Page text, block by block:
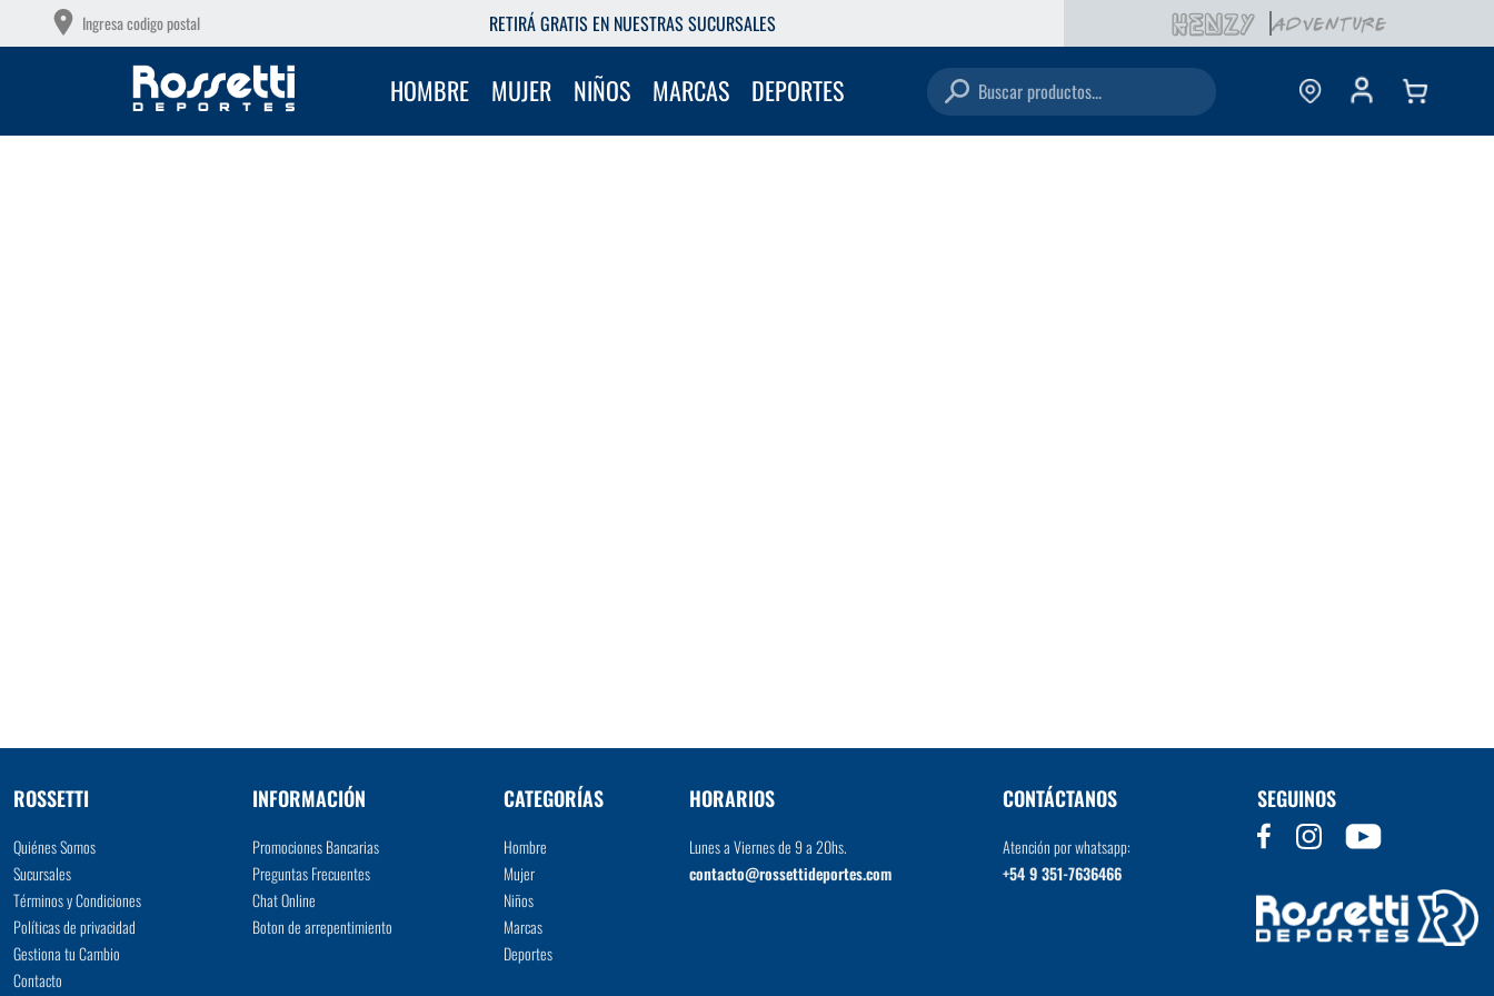
Ingresa codigo postal
SIN INTERÉS CON TU DEBITO RETIRÁ GRATIS EN NUESTRAS SUCURSALES
HOMBRE MUJER NIÑOS MARCAS DEPORTES Buscar productos...
ROSSETTI
Quiénes Somos
Sucursales
Términos y Condiciones
Políticas de privacidad
Gestiona tu Cambio
Contacto
INFORMACIÓN
Promociones Bancarias
Preguntas Frecuentes
Chat Online
Boton de arrepentimiento
CATEGORÍAS
Hombre
Mujer
Niños
Marcas
Deportes
HORARIOS
Lunes a Viernes de 9 a 20hs.
contacto@rossettideportes.com
CONTÁCTANOS
Atención por whatsapp:
+54 9 351-7636466
SEGUINOS